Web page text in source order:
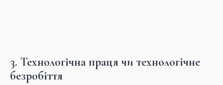
3. Технологічна праця чи технологічне
безробіття